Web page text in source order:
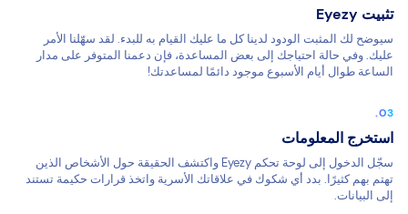
تثبيت Eyezy
سيوضح لك المثبت الودود لدينا كل ما عليك القيام به للبدء. لقد سهّلنا الأمر
عليك. وفي حالة احتياجك إلى بعض المساعدة، فإن دعمنا المتوفر على مدار
الساعة طوال أيام الأسبوع موجود دائمًا لمساعدتك!
استخرج المعلومات
سجّل الدخول إلى لوحة تحكم Eyezy واكتشف الحقيقة حول الأشخاص الذين
تهتم بهم كثيرًا. بدد أي شكوك في علاقاتك الأسرية واتخذ قرارات حكيمة تستند
إلى البيانات.